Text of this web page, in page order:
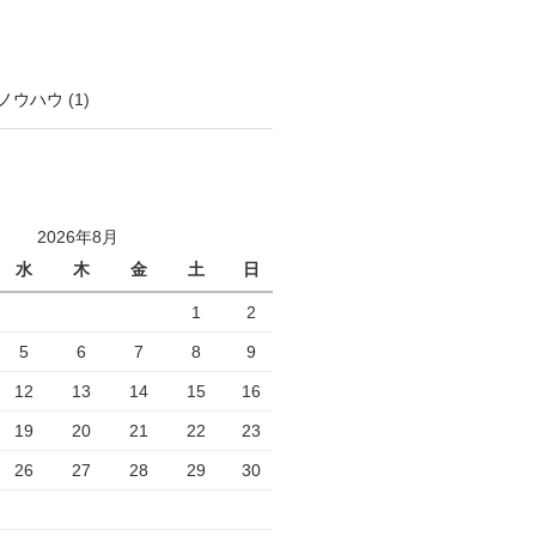
ウハウ (1)
2026年8月
水 木 金 土 日
1 2
5 6 7 8 9
12 13 14 15 16
19 20 21 22 23
26 27 28 29 30